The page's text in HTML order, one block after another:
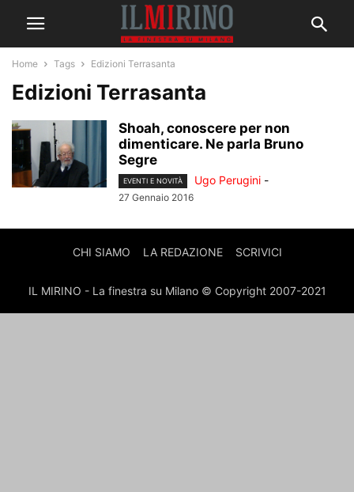
Home Tags Edizioni Terrasanta
Edizioni Terrasanta
Shoah, conoscere per non
dimenticare. Ne parla Bruno
Segre
EVENTI E NOVITÀ Ugo Perugini -
27 Gennaio 2016
CHI SIAMO LA REDAZIONE SCRIVICI
IL MIRINO - La finestra su Milano © Copyright 2007-2021